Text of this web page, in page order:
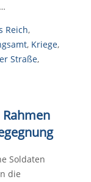
Reich,
, Kriege,
Straße,
Soldaten
die